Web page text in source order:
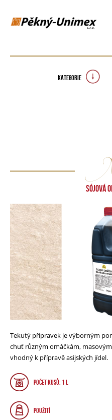
KATEGORIE
SÓJOVÁ
Tekutý přípravek je výborným
chuť různým omáčkám,
vhodný k přípravě asijských jídel.
Počet kusů: 1 l
Použití